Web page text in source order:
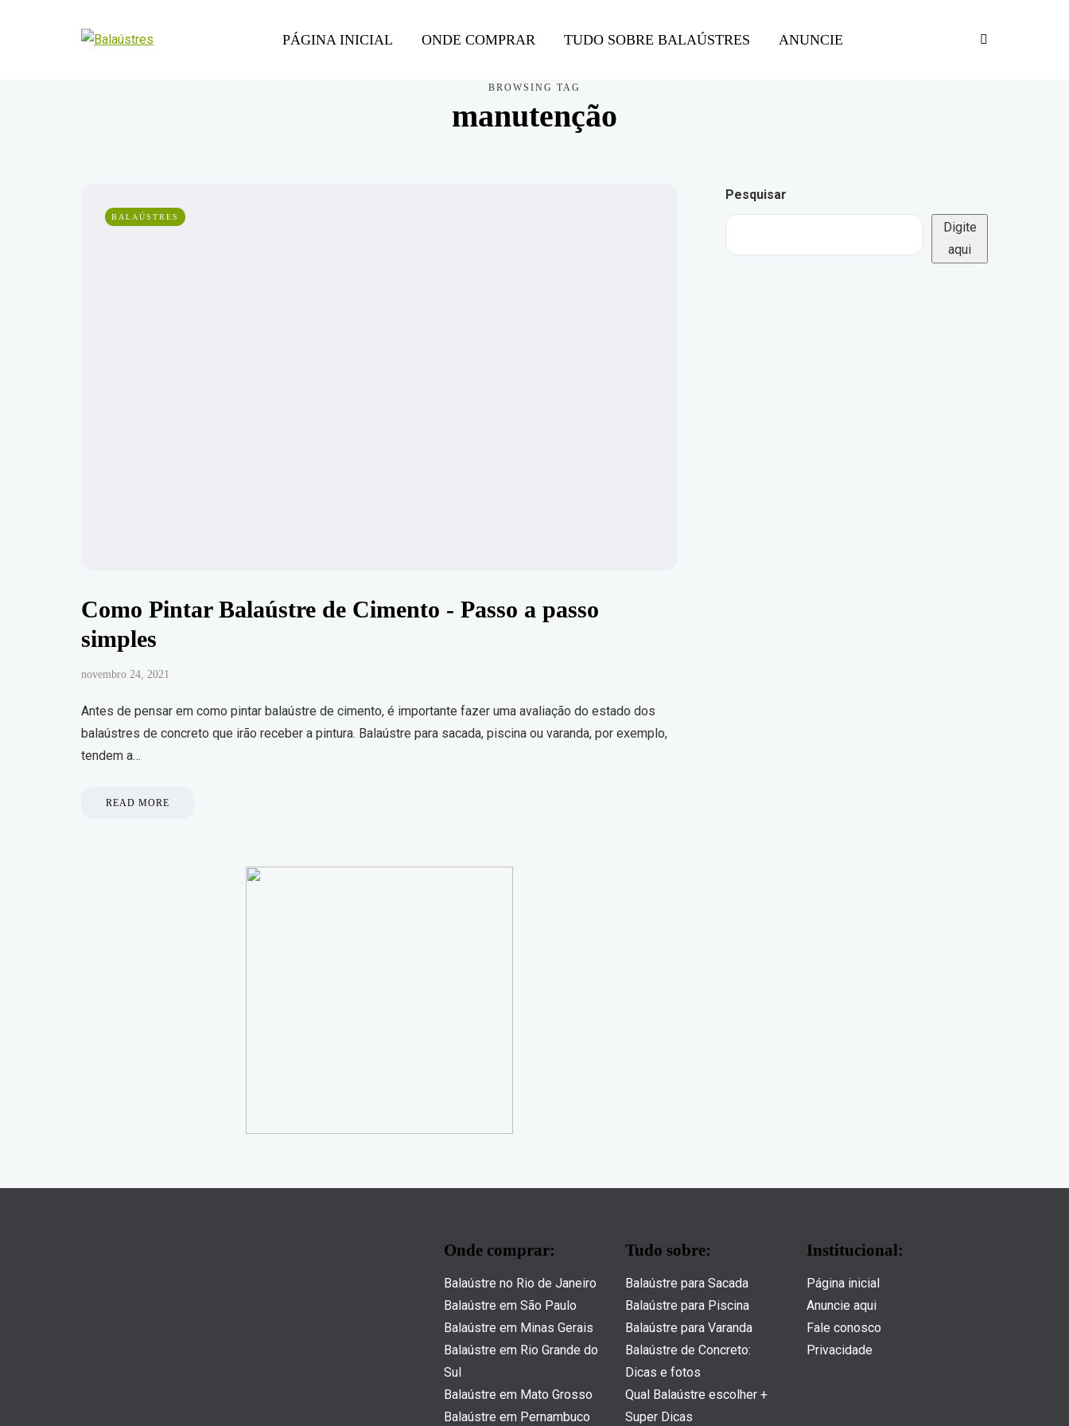
PÁGINA INICIAL ONDE COMPRAR TUDO SOBRE BALAÚSTRES ANUNCIE
BROWSING TAG
manutenção
BALAÚSTRES
Como Pintar Balaústre de Cimento - Passo a passo
simples
novembro 24, 2021
Antes de pensar em como pintar balaústre de cimento, é importante fazer uma avaliação do estado dos
balaústres de concreto que irão receber a pintura. Balaústre para sacada, piscina ou varanda, por exemplo,
tendem a…
READ MORE
Pesquisar
Digite
aqui
Onde comprar:
Balaústre no Rio de Janeiro
Balaústre em São Paulo
Balaústre em Minas Gerais
Balaústre em Rio Grande do
Sul
Balaústre em Mato Grosso
Balaústre em Pernambuco
Tudo sobre:
Balaústre para Sacada
Balaústre para Piscina
Balaústre para Varanda
Balaústre de Concreto:
Dicas e fotos
Qual Balaústre escolher +
Super Dicas
Institucional:
Página inicial
Anuncie aqui
Fale conosco
Privacidade